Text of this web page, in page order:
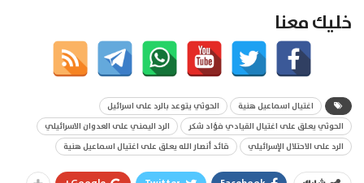
خليك معنا
اغتيال اسماعيل هنية
الحوثي يتوعد بالرد على اسرائيل
الحوثي يعلق على اغتيال القيادي فؤاد شكر
الرد اليمني على العدوان الاسرائيلي
الرد على الاحتلال الإسرائيلي
قائد أنصار الله يعلق على اغتيال اسماعيل هنية